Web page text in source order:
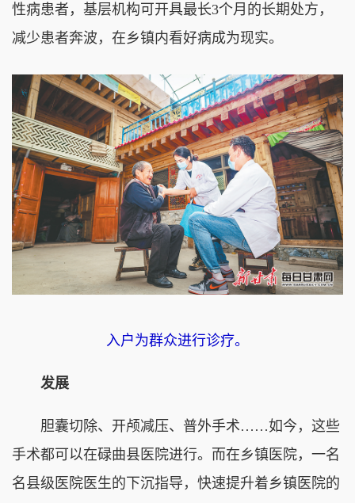
性病患者，基层机构可开具最长3个月的长期处方，
减少患者奔波，在乡镇内看好病成为现实。
入户为群众进行诊疗。
发展
胆囊切除、开颅减压、普外手术……如今，这些
手术都可以在碌曲县医院进行。而在乡镇医院，一名
名县级医院医生的下沉指导，快速提升着乡镇医院的